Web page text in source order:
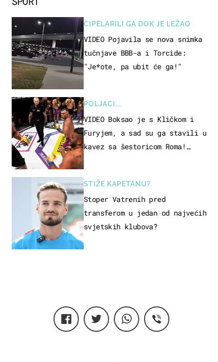
CIPELARILI GA DOK JE LEŽAO
VIDEO Pojavila se nova snimka
tučnjave BBB-a i Torcide:
"Je*ote, pa ubit će ga!"
POLJACI...
VIDEO Boksao je s Kličkom i
Furyjem, a sad su ga stavili u
kavez sa šestoricom Roma!
STIŽE KAPETANU?
Stoper Vatrenih pred
transferom u jedan od najvećih
svjetskih klubova?